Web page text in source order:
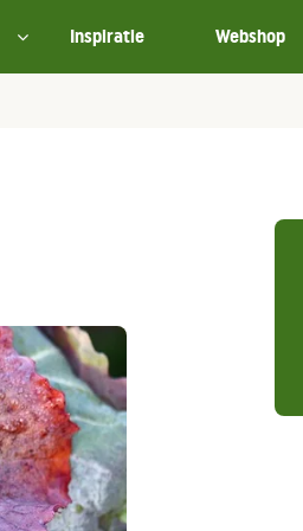
Inspiratie Webshop